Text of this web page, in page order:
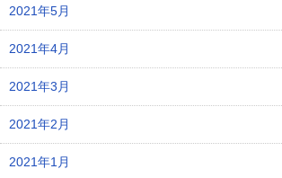
2021年5月
2021年4月
2021年3月
2021年2月
2021年1月